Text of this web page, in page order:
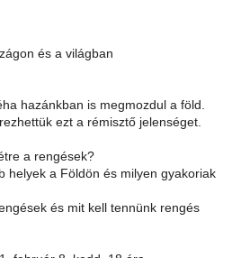
és a világban
hazánkban is megmozdul a föld.
ezt a rémisztő jelenséget.
a rengések?
helyek a Földön és milyen gyakoriak
és mit kell tennünk rengés